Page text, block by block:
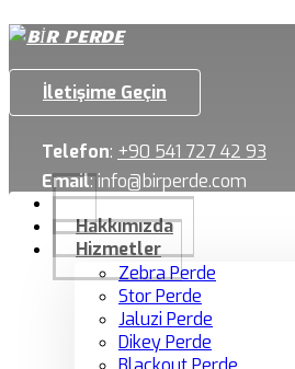
İletişime Geçin
Telefon: +90 541 727 42 93
Email:info@birperde.com
Hakkımızda
Hizmetler
Zebra Perde
Stor Perde
Jaluzi Perde
Dikey Perde